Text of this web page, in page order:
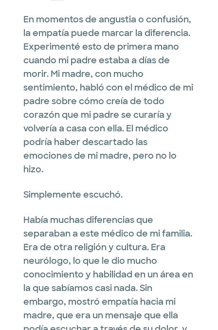
En momentos de angustia o confusión,
la empatía puede marcar la diferencia.
Experimenté esto de primera mano
cuando mi padre estaba a días de
morir. Mi madre, con mucho
sentimiento, habló con el médico de mi
padre sobre cómo creía de todo
corazón que mi padre se curaría y
volvería a casa con ella. El médico
podría haber descartado las
emociones de mi madre, pero no lo
hizo.
Simplemente escuchó.
Había muchas diferencias que
separaban a este médico de mi familia.
Era de otra religión y cultura. Era
neurólogo, lo que le dio mucho
conocimiento y habilidad en un área en
la que sabíamos casi nada. Sin
embargo, mostró empatía hacia mi
madre, que era un mensaje que ella